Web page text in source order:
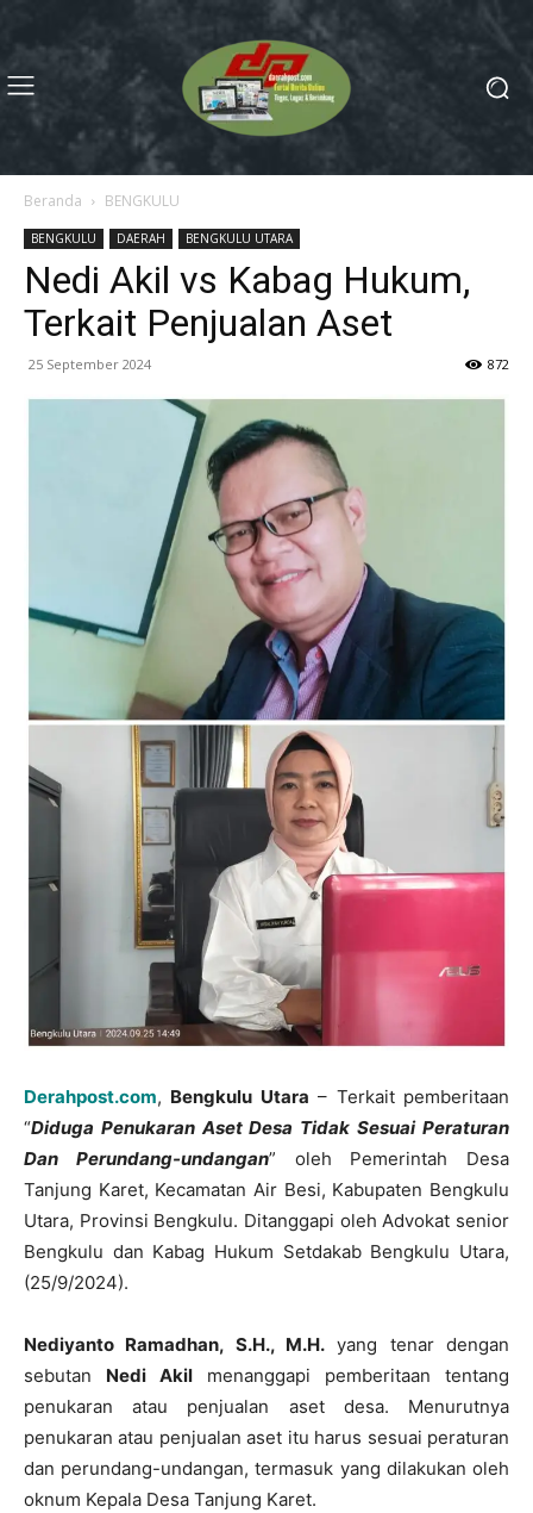
Beranda BENGKULU
BENGKULU DAERAH BENGKULU UTARA
Nedi Akil vs Kabag Hukum,
Terkait Penjualan Aset
25 September 2024 872
Derahpost.com, Bengkulu Utara – Terkait pemberitaan
“Diduga Penukaran Aset Desa Tidak Sesuai Peraturan
Dan Perundang-undangan” oleh Pemerintah Desa
Tanjung Karet, Kecamatan Air Besi, Kabupaten Bengkulu
Utara, Provinsi Bengkulu. Ditanggapi oleh Advokat senior
Bengkulu dan Kabag Hukum Setdakab Bengkulu Utara,
(25/9/2024).
Nediyanto Ramadhan, S.H., M.H. yang tenar dengan
sebutan Nedi Akil menanggapi pemberitaan tentang
penukaran atau penjualan aset desa. Menurutnya
penukaran atau penjualan aset itu harus sesuai peraturan
dan perundang-undangan, termasuk yang dilakukan oleh
oknum Kepala Desa Tanjung Karet.